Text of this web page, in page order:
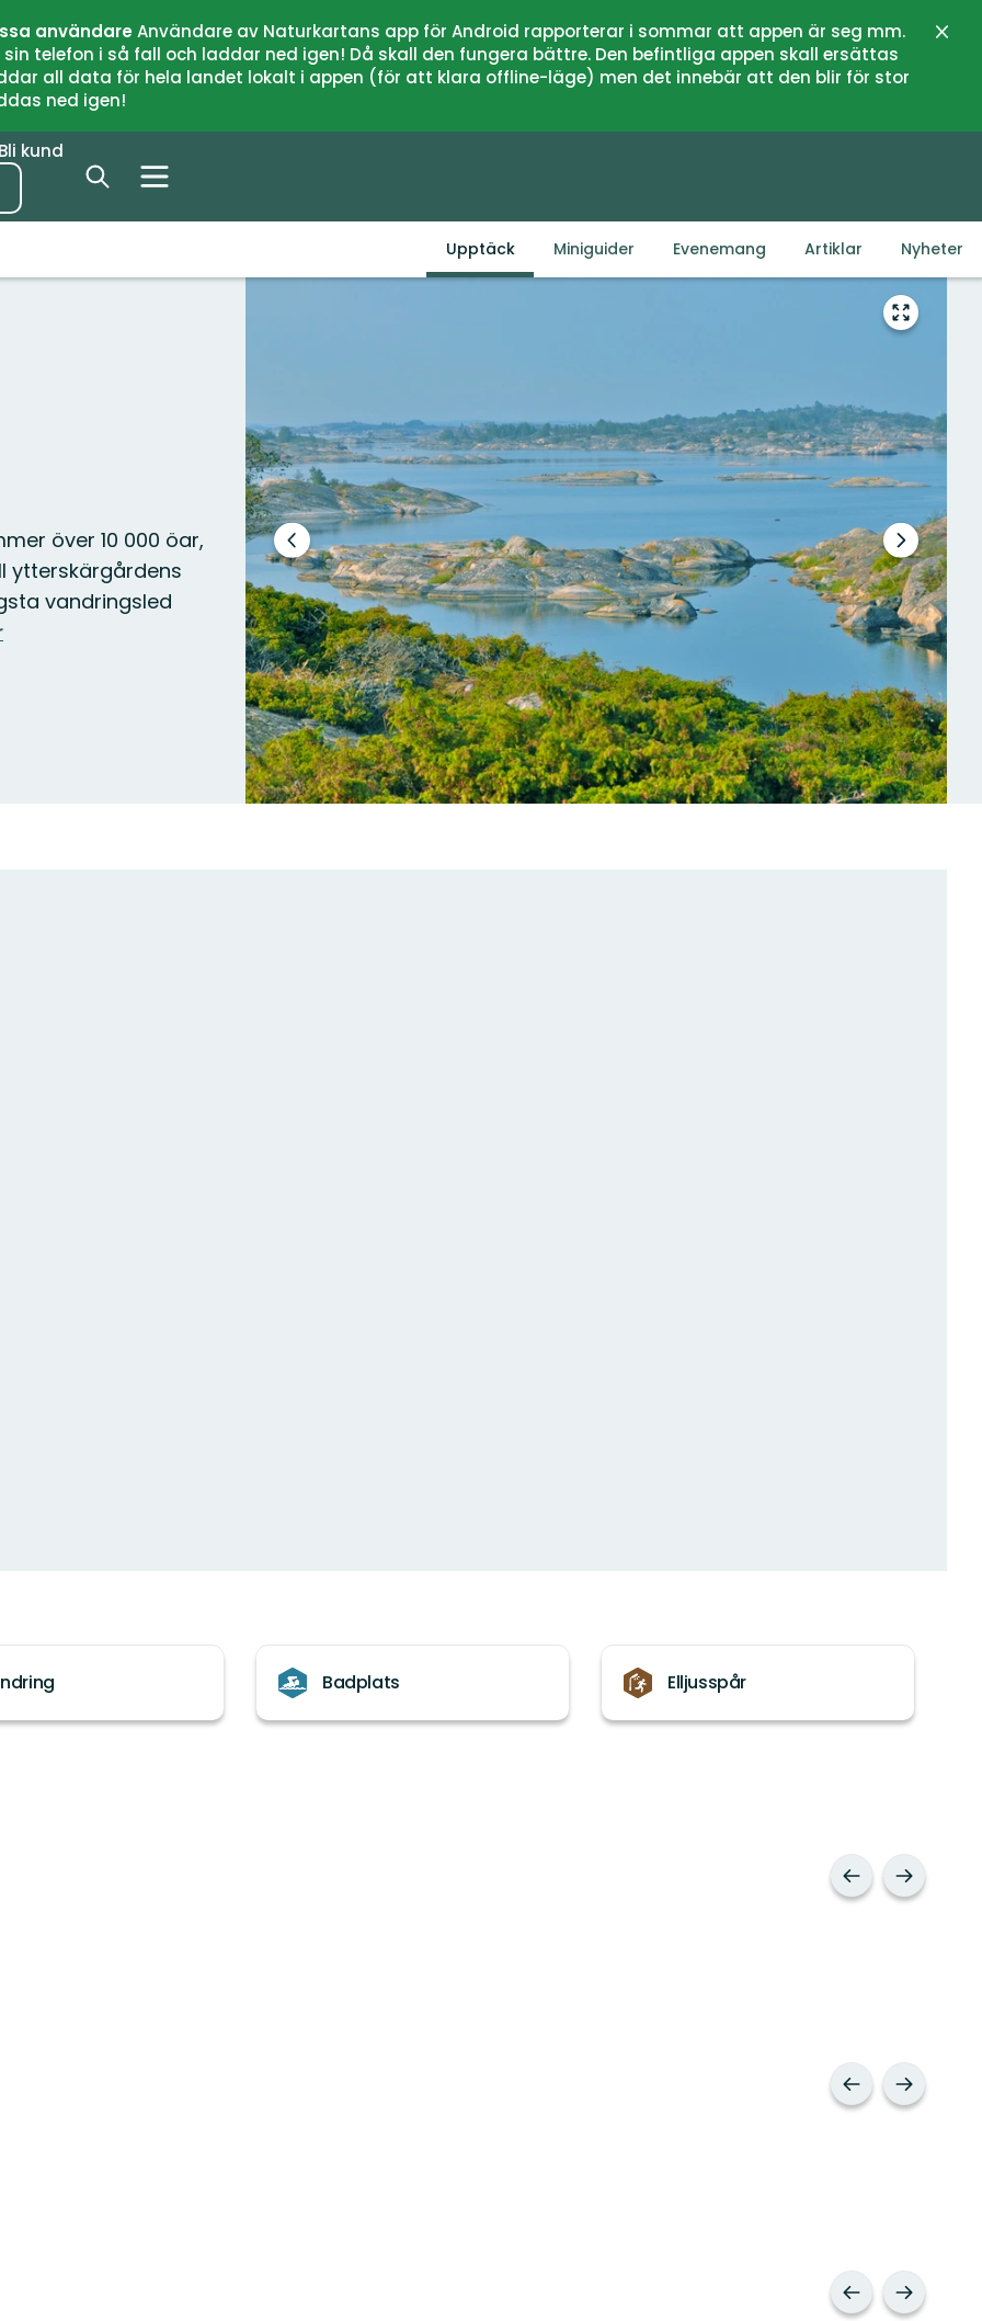
användareAnvändare av Naturkartans app för Android rapporterar i sommar att appen är seg mm.
telefon i så fall och laddar ned igen! Då skall den fungera bättre. Den befintliga appen skall ersättas
all data för hela landet lokalt i appen (för att klara offline-läge) men det innebär att den blir för stor
ned igen!
Bli kund
Upptäck Miniguider Evenemang Artiklar Nyheter
över 10 000 öar,
ytterskärgårdens
vandringsled
Gå
till
Föregående
bild
Nästa
bildspel
Badplats Elljusspår